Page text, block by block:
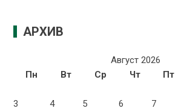
АРХИВ
Август 2026
Пн
Вт Ср Чт Пт
3
4 5 6 7